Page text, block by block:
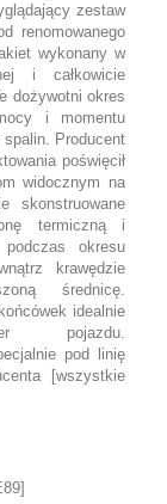
zestaw
renomowanego
wykonany w
i całkowicie
dożywotni okres
i momentu
Producent
poświęcił
widocznym na
skonstruowane
termiczną i
okresu
krawędzie
średnicę.
idealnie
pojazdu.
pod linię
[wszystkie